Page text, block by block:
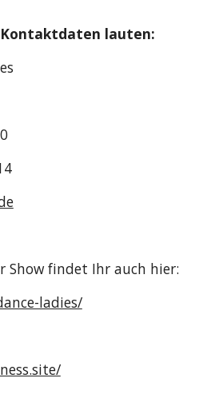
Kontaktdaten lauten:
Show findet Ihr auch hier:
ladies/